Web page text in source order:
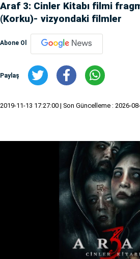
Araf 3: Cinler Kitabı filmi
(Korku)- vizyondaki filmler
Abone Ol
Paylaş
2019-11-13 17:27:00 | Son Güncelleme : 2026-